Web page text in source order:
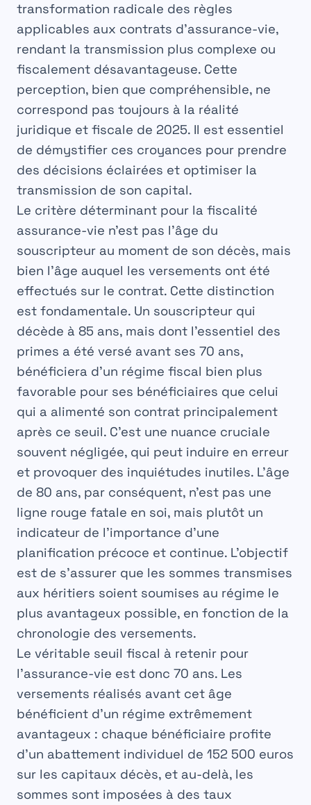
transformation radicale des règles
applicables aux contrats d’assurance-vie,
rendant la transmission plus complexe ou
fiscalement désavantageuse. Cette
perception, bien que compréhensible, ne
correspond pas toujours à la réalité
juridique et fiscale de 2025. Il est essentiel
de démystifier ces croyances pour prendre
des décisions éclairées et optimiser la
transmission de son capital.
Le critère déterminant pour la fiscalité
assurance-vie n’est pas l’âge du
souscripteur au moment de son décès, mais
bien l’âge auquel les versements ont été
effectués sur le contrat. Cette distinction
est fondamentale. Un souscripteur qui
décède à 85 ans, mais dont l’essentiel des
primes a été versé avant ses 70 ans,
bénéficiera d’un régime fiscal bien plus
favorable pour ses bénéficiaires que celui
qui a alimenté son contrat principalement
après ce seuil. C’est une nuance cruciale
souvent négligée, qui peut induire en erreur
et provoquer des inquiétudes inutiles. L’âge
de 80 ans, par conséquent, n’est pas une
ligne rouge fatale en soi, mais plutôt un
indicateur de l’importance d’une
planification précoce et continue. L’objectif
est de s’assurer que les sommes transmises
aux héritiers soient soumises au régime le
plus avantageux possible, en fonction de la
chronologie des versements.
Le véritable seuil fiscal à retenir pour
l’assurance-vie est donc 70 ans. Les
versements réalisés avant cet âge
bénéficient d’un régime extrêmement
avantageux : chaque bénéficiaire profite
d’un abattement individuel de 152 500 euros
sur les capitaux décès, et au-delà, les
sommes sont imposées à des taux